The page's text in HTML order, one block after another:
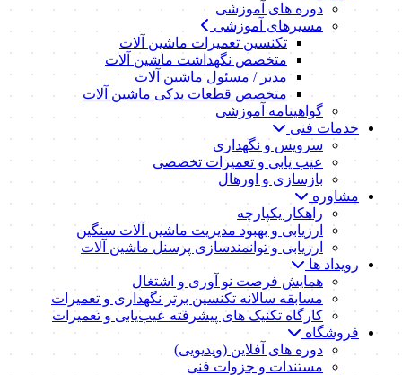
دوره های آموزشی
مسیرهای آموزشی
تکنسین تعمیرات ماشین آلات
متخصص نگهداشت ماشین آلات
مدیر / مسئول ماشین آلات
متخصص قطعات یدکی ماشین آلات
گواهینامه آموزشی
خدمات فنی
سرویس و نگهداری
عیب یابی و تعمیرات تخصصی
بازسازی و اورهال
مشاوره
راهکار یکپارچه
ارزیابی و بهبود مدیریت ماشین آلات سنگین
ارزیابی و توانمندسازی پرسنل ماشین آلات
رویداد ها
همایش فرصت نو آوری و اشتغال
مسابقه سالانه تکنسین برتر نگهداری و تعمیرات
کارگاه تکنیک‌ های پیشرفته عیب‌یابی و تعمیرات
فروشگاه
دوره های آفلاین (ویدیویی)
مستندات و جزوات فنی